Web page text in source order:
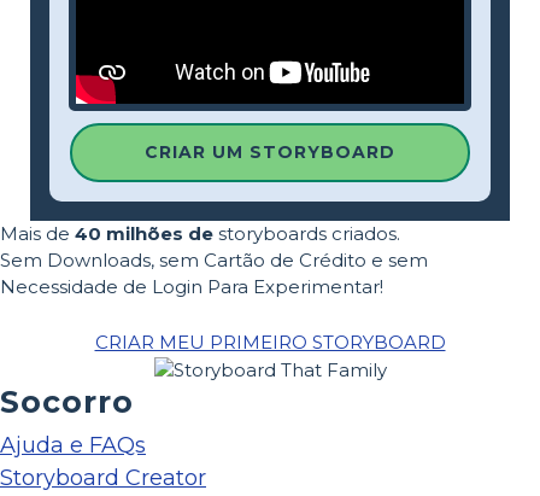
CRIAR UM STORYBOARD
Mais de 40 milhões de storyboards criados.
Sem Downloads, sem Cartão de Crédito e sem
Necessidade de Login Para Experimentar!
CRIAR MEU PRIMEIRO STORYBOARD
Socorro
Ajuda e FAQs
Storyboard Creator